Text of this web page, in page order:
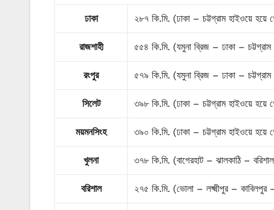
ঢাকা ২৮৭ কি.মি. (ঢাকা – চট্টগ্রাম হাইওয়ে হয়ে
রাজশাহী ৫৫৪ কি.মি. (যমুনা ব্রিজ – ঢাকা –
রংপুর ৫৭৯ কি.মি. (যমুনা ব্রিজ – ঢাকা –
সিলেট ৩৯৮ কি.মি. (ঢাকা – চট্টগ্রাম হাইওয়ে হয়ে
ময়মনসিংহ ৩৯০ কি.মি. (ঢাকা – চট্টগ্রাম হাইওয়ে হয়ে
খুলনা ৩৭৮ কি.মি. (বাগেরহাট – ঝালকাঠি –
বরিশাল ২৭৫ কি.মি. (ভোলা – লক্ষ্মীপুর – কাবিলপুর